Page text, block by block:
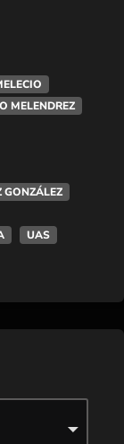
MELENDREZ
GONZÁLEZ
UAS